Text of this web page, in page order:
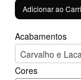
Adicionar ao
Acabamentos
Carvalho e
Cores